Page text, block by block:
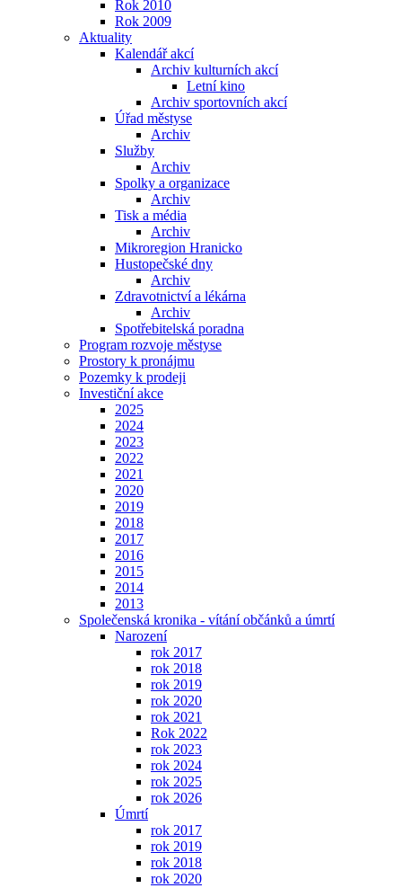
Rok 2010
Rok 2009
Aktuality
Kalendář akcí
Archiv kulturních akcí
Letní kino
Archiv sportovních akcí
Úřad městyse
Archiv
Služby
Archiv
Spolky a organizace
Archiv
Tisk a média
Archiv
Mikroregion Hranicko
Hustopečské dny
Archiv
Zdravotnictví a lékárna
Archiv
Spotřebitelská poradna
Program rozvoje městyse
Prostory k pronájmu
Pozemky k prodeji
Investiční akce
2025
2024
2023
2022
2021
2020
2019
2018
2017
2016
2015
2014
2013
Společenská kronika - vítání občánků a úmrtí
Narození
rok 2017
rok 2018
rok 2019
rok 2020
rok 2021
Rok 2022
rok 2023
rok 2024
rok 2025
rok 2026
Úmrtí
rok 2017
rok 2019
rok 2018
rok 2020